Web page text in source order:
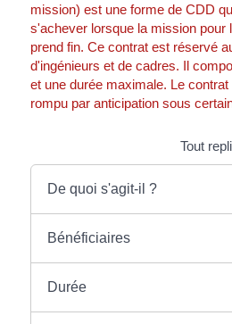
mission) est une forme de CDD
s'achever lorsque la mission pour
prend fin. Ce contrat est réservé
d'ingénieurs et de cadres. Il
et une durée maximale. Le
rompu par anticipation sous
Tout
De quoi s'agit-il ?
Bénéficiaires
Durée